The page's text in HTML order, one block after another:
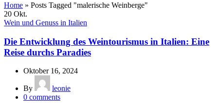
Home » Posts Tagged "malerische Weinberge"
20 Okt.
Wein und Genuss in Italien
Die Entwicklung des Weintourismus in Italien: Eine
Reise durchs Paradies
Oktober 16, 2024
By
leonie
0 comments